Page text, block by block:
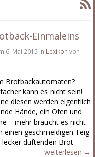
Einmaleins
6. Mai 2015 in Lexikon von
Brotbackautomaten?
kann es nicht sein!
diesen werden eigentlich
Hände, ein Ofen und
– mehr braucht es nicht
einen geschmeidigen Teig
lecker duftenden Brot
weiterlesen →